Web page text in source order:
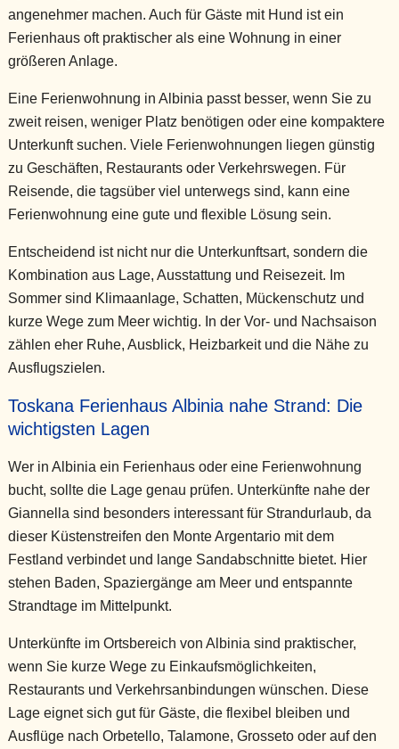
angenehmer machen. Auch für Gäste mit Hund ist ein
Ferienhaus oft praktischer als eine Wohnung in einer
größeren Anlage.
Eine Ferienwohnung in Albinia passt besser, wenn Sie zu
zweit reisen, weniger Platz benötigen oder eine kompaktere
Unterkunft suchen. Viele Ferienwohnungen liegen günstig
zu Geschäften, Restaurants oder Verkehrswegen. Für
Reisende, die tagsüber viel unterwegs sind, kann eine
Ferienwohnung eine gute und flexible Lösung sein.
Entscheidend ist nicht nur die Unterkunftsart, sondern die
Kombination aus Lage, Ausstattung und Reisezeit. Im
Sommer sind Klimaanlage, Schatten, Mückenschutz und
kurze Wege zum Meer wichtig. In der Vor- und Nachsaison
zählen eher Ruhe, Ausblick, Heizbarkeit und die Nähe zu
Ausflugszielen.
Toskana Ferienhaus Albinia nahe Strand: Die
wichtigsten Lagen
Wer in Albinia ein Ferienhaus oder eine Ferienwohnung
bucht, sollte die Lage genau prüfen. Unterkünfte nahe der
Giannella sind besonders interessant für Strandurlaub, da
dieser Küstenstreifen den Monte Argentario mit dem
Festland verbindet und lange Sandabschnitte bietet. Hier
stehen Baden, Spaziergänge am Meer und entspannte
Strandtage im Mittelpunkt.
Unterkünfte im Ortsbereich von Albinia sind praktischer,
wenn Sie kurze Wege zu Einkaufsmöglichkeiten,
Restaurants und Verkehrsanbindungen wünschen. Diese
Lage eignet sich gut für Gäste, die flexibel bleiben und
Ausflüge nach Orbetello, Talamone, Grosseto oder auf den